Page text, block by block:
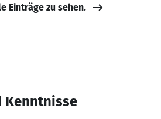
Einträge zu sehen.
Kenntnisse